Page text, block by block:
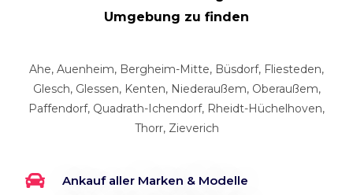
Umgebung zu finden
Ahe, Auenheim, Bergheim-Mitte, Büsdorf, Fliesteden,
Glesch, Glessen, Kenten, Niederaußem, Oberaußem,
Paffendorf, Quadrath-Ichendorf, Rheidt-Hüchelhoven,
Thorr, Zieverich
Ankauf aller Marken & Modelle